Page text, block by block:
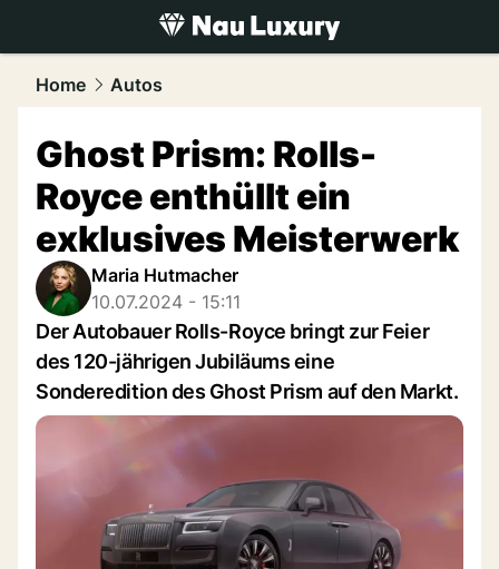
luxury.NAU.ch
Home Autos
Ghost Prism: Rolls-
Royce enthüllt ein
exklusives Meisterwerk
Maria Hutmacher
10.07.2024 - 15:11
Der Autobauer Rolls-Royce bringt zur Feier
des 120-jährigen Jubiläums eine
Sonderedition des Ghost Prism auf den Markt.